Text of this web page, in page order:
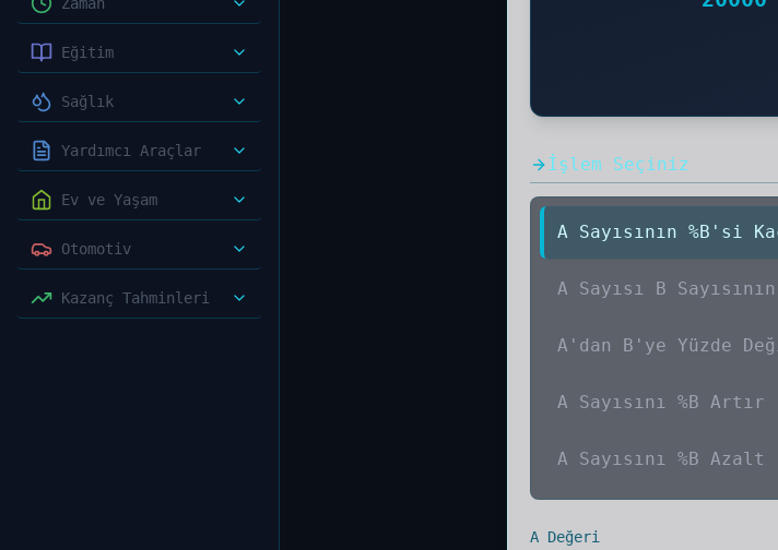
Eğitim
Sağlık
Yardımcı Araçlar
Ev ve Yaşam
Otomotiv
Kazanç Tahminleri
İşlem Seçiniz
A Sayısının %B'si
A Sayısı B
A'dan B'ye Yüzde
A Sayısını %B Artır
A Sayısını %B Azalt
A Değeri